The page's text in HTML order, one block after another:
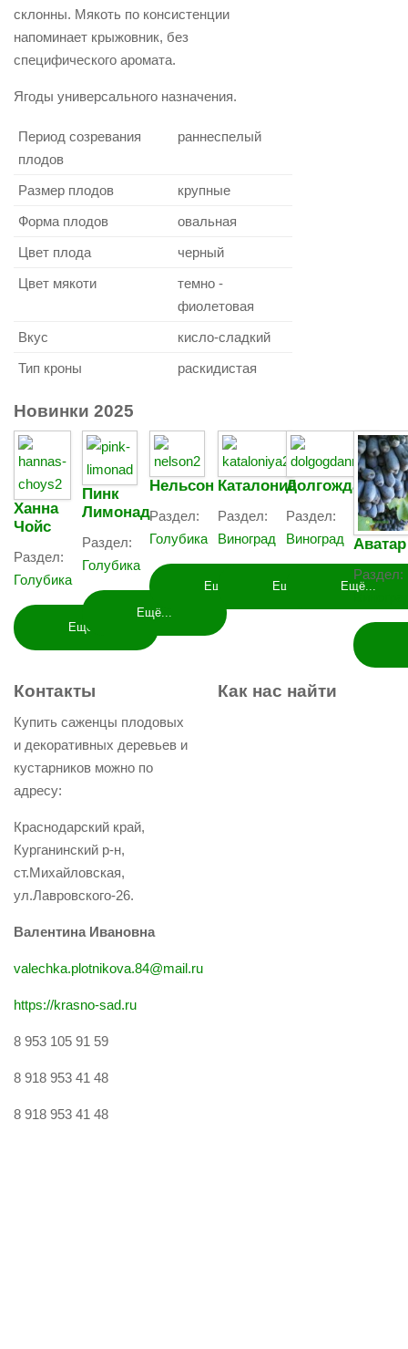
склонны. Мякоть по консистенции
напоминает крыжовник, без
специфического аромата.
Ягоды универсального назначения.
Период созревания
плодов
раннеспелый
Размер плодов
крупные
Форма плодов
овальная
Цвет плода
черный
Цвет мякоти
темно -
фиолетовая
Вкус
кисло-сладкий
Тип кроны
раскидистая
Новинки 2025
Ханна
Чойс
Раздел:
Голубика
Ещё...
Пинк
Лимонад
Раздел:
Голубика
Ещё...
Нельсон
Раздел:
Голубика
Ещё...
Каталония
Раздел:
Виноград
Ещё...
Долгожданный
Раздел:
Виноград
Ещё...
Аватар
Раздел:
Контакты
Купить саженцы плодовых
и декоративных деревьев и
кустарников можно по
адресу:
Краснодарский край,
Курганинский р-н,
ст.Михайловская,
ул.Лавровского-26.
Валентина Ивановна
valechka.plotnikova.84@mail.ru
https://krasno-sad.ru
8 953 105 91 59
8 918 953 41 48
8 918 953 41 48
Как нас найти